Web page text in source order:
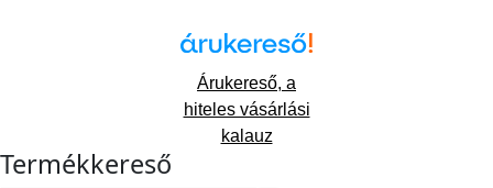
Árukereső, a
hiteles vásárlási
kalauz
Termékkereső